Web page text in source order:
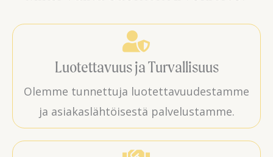
Luotettavuus ja Turvallisuus
Olemme tunnettuja luotettavuudestamme
ja asiakaslähtöisestä palvelustamme.